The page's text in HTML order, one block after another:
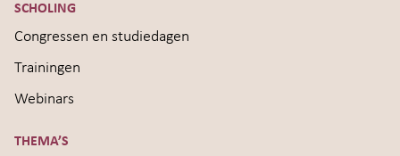
SCHOLING
Congressen en studiedagen
Trainingen
Webinars
THEMA’S